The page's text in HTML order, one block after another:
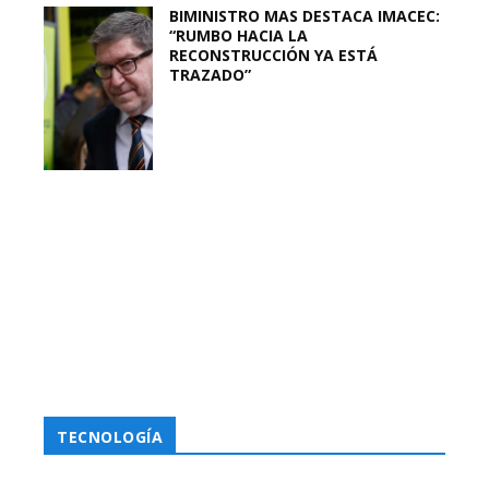
BIMINISTRO MAS DESTACA IMACEC:
“RUMBO HACIA LA
RECONSTRUCCIÓN YA ESTÁ
TRAZADO”
TECNOLOGÍA